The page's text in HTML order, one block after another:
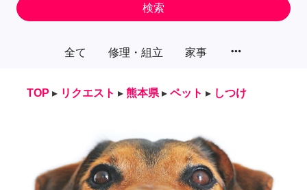
全て 修理・組立 家事 more_horiz
検索
TOP ▸ リクエスト ▸ 熊本県 ▸ ペット ▸ しつけ